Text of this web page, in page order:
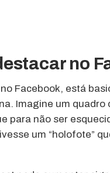
no
Facebook, está
Imagine um quadro
para não ser
um “holofote”